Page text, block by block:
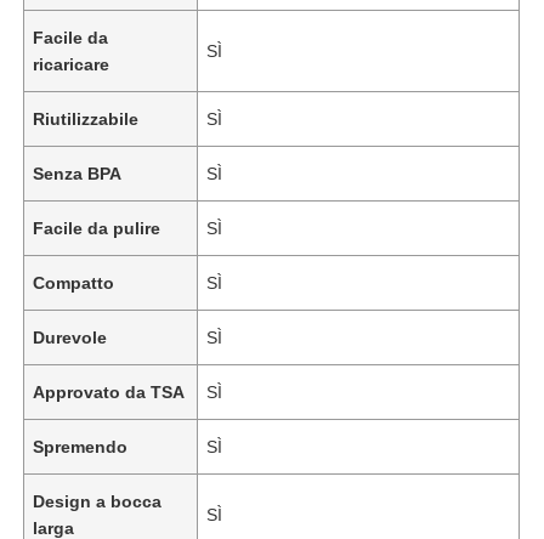
Facile da
ricaricare
SÌ
Riutilizzabile SÌ
Senza BPA SÌ
Facile da pulire SÌ
Compatto SÌ
Durevole SÌ
Approvato da TSA SÌ
Spremendo SÌ
Design a bocca
larga
SÌ